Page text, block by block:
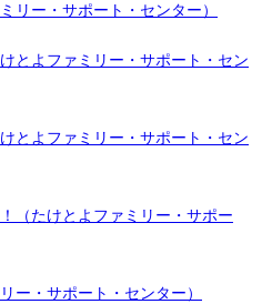
リー・サポート・センター）
とよファミリー・サポート・セン
とよファミリー・サポート・セン
（たけとよファミリー・サポー
ー・サポート・センター）